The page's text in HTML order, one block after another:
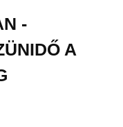
-
A